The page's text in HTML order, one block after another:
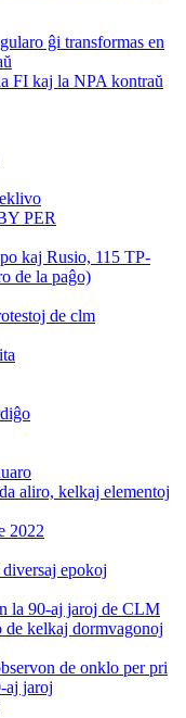
ĝi transformas en
FI kaj la NPA kontraŭ
PER
kaj Rusio, 115 TP-
de la paĝo)
de clm
aliro, kelkaj elementoj
2022
epokoj
la 90-aj jaroj de CLM
kelkaj dormvagonoj
de onklo per pri
aj jaroj